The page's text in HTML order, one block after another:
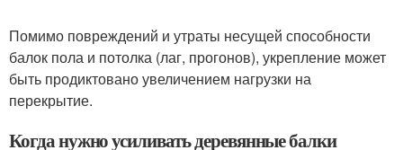
Помимо повреждений и утраты несущей способности
балок пола и потолка (лаг, прогонов), укрепление может
быть продиктовано увеличением нагрузки на
перекрытие.
Когда нужно усиливать деревянные балки